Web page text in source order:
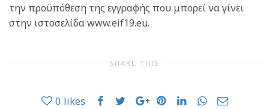
την προϋπόθεση της εγγραφής που μπορεί να γίνει
στην ιστοσελίδα www.eif19.eu.
SHARE THIS
0 likes